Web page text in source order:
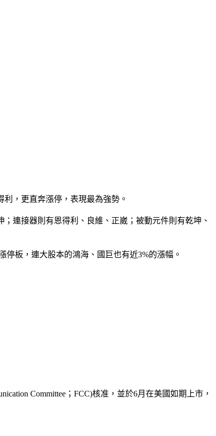
，更直奔漲停，表現最為強勢。
連接器則有恩得利、良維、正崴；被動元件則有乾坤、
板，連大股本的鴻海、國巨也有近3%的漲幅。
Committee；FCC)核准，並於6月在美國如期上市，